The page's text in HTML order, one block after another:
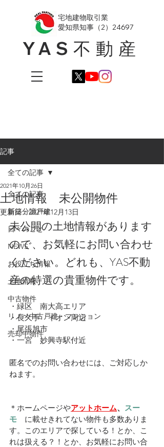
YAS不動産
​宅地建物取引業
愛知県知事（2）24697
記事
全ての記事
新築分譲戸建
日々のこと
NEWS
お役立ち情報
土地情報
中古物件
リノベ中古戸建・マンション
売却中物件
全ての記事
土地情報 未公開物件
2021年10月26日
更新日：2021年12月13日
未公開の土地情報があります
ので、お気軽にお問い合わせ
ください。どれも、YAS不動
産の特選の貴重物件です。
・緑区　南大高エリア
・長久手　イオン周辺
・尾張旭市
・一宮　妙興寺駅付近
匿名でのお問い合わせには、ご対応しか
ねます。
＊ホームページやアットホーム、 スー
モ に載せきれてない物件も多数ありま
す。このエリアで探している！とか、こ
れは扱える？！とか、お気軽にお問い合